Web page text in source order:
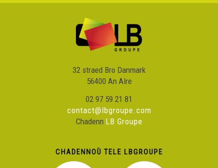
32 straed Bro Danmark
56400 An Alre
02 97 59 21 81
contact@lbgroupe.com
Chadenn LB Groupe
CHADENNOÙ TELE LBGROUPE